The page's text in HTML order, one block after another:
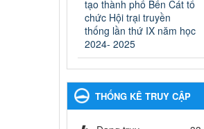
Quyết định công bố thủ tục
hành chính bị bãi bỏ trong lĩnh
vực giáo dục đào tạo thuộc hệ
giáo dục quốc dân và cơ sở
giáo dục khác thuộc thẩm
quyền giải quyết của Sở Giáo
dục và Đào tạo, Ủy ban nhân
dân cấp huyện
tạo thành phố Bến Cát tổ
chức Hội trại truyền
thống lần thứ IX năm học
2024- 2025
THỐNG KÊ TRUY CẬP